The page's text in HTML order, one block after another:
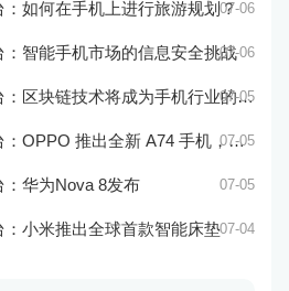
如何在手机上进行旅游规划？07-06
智能手机市场的信息安全挑战07-06
块链技术将成为手机行业的新的趋势07-05
全新 A74 手机，采用 AMOLED 屏幕和大容量电池07-05
华为Nova 8发布 07-05
小米推出全球首款智能床垫07-04